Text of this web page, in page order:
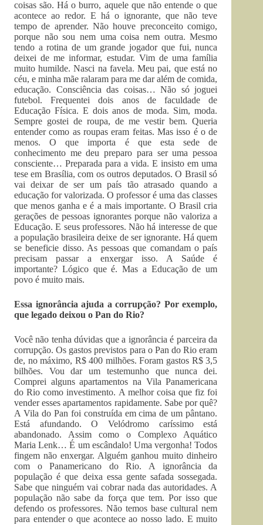
coisas são. Há o burro, aquele que não entende o que
acontece ao redor. E há o ignorante, que não teve
tempo de aprender. Não houve preconceito comigo,
porque não sou nem uma coisa nem outra. Mesmo
tendo a rotina de um grande jogador que fui, nunca
deixei de me informar, estudar. Vim de uma família
muito humilde. Nasci na favela. Meu pai, que está no
céu, e minha mãe ralaram para me dar além de comida,
educação. Consciência das coisas… Não só joguei
futebol. Frequentei dois anos de faculdade de
Educação Física. E dois anos de moda. Sim, moda.
Sempre gostei de roupa, de me vestir bem. Queria
entender como as roupas eram feitas. Mas isso é o de
menos. O que importa é que esta sede de
conhecimento me deu preparo para ser uma pessoa
consciente… Preparada para a vida. E insisto em uma
tese em Brasília, com os outros deputados. O Brasil só
vai deixar de ser um país tão atrasado quando a
educação for valorizada. O professor é uma das classes
que menos ganha e é a mais importante. O Brasil cria
gerações de pessoas ignorantes porque não valoriza a
Educação. E seus professores. Não há interesse de que
a população brasileira deixe de ser ignorante. Há quem
se beneficie disso. As pessoas que comandam o país
precisam passar a enxergar isso. A Saúde é
importante? Lógico que é. Mas a Educação de um
povo é muito mais.
Essa ignorância ajuda a corrupção? Por exemplo,
que legado deixou o Pan do Rio?
Você não tenha dúvidas que a ignorância é parceira da
corrupção. Os gastos previstos para o Pan do Rio eram
de, no máximo, R$ 400 milhões. Foram gastos R$ 3,5
bilhões. Vou dar um testemunho que nunca dei.
Comprei alguns apartamentos na Vila Panamericana
do Rio como investimento. A melhor coisa que fiz foi
vender esses apartamentos rapidamente. Sabe por quê?
A Vila do Pan foi construída em cima de um pântano.
Está afundando. O Velódromo caríssimo está
abandonado. Assim como o Complexo Aquático
Maria Lenk… É um escândalo! Uma vergonha! Todos
fingem não enxergar. Alguém ganhou muito dinheiro
com o Panamericano do Rio. A ignorância da
população é que deixa essa gente safada sossegada.
Sabe que ninguém vai cobrar nada das autoridades. A
população não sabe da força que tem. Por isso que
defendo os professores. Não temos base cultural nem
para entender o que acontece ao nosso lado. E muito